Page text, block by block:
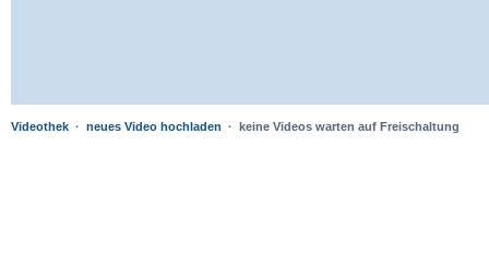
Videothek · neues Video hochladen · keine Videos warten auf Freischaltung